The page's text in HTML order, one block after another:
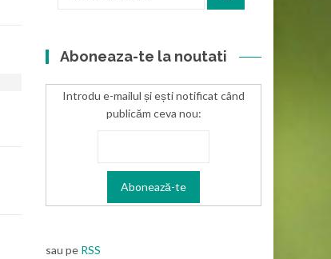
Aboneaza-te la noutati
Introdu e-mailul și ești notificat când
publicăm ceva nou:
sau pe RSS